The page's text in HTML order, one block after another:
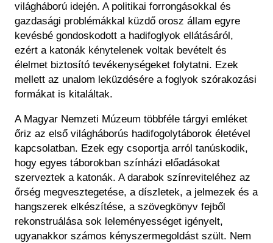
világháború idején. A politikai forrongásokkal és
gazdasági problémákkal küzdő orosz állam egyre
kevésbé gondoskodott a hadifoglyok ellátásáról,
ezért a katonák kénytelenek voltak bevételt és
élelmet biztosító tevékenységeket folytatni. Ezek
mellett az unalom leküzdésére a foglyok szórakozási
formákat is kitaláltak.
A Magyar Nemzeti Múzeum többféle tárgyi emléket
őriz az első világháborús hadifogolytáborok életével
kapcsolatban. Ezek egy csoportja arról tanúskodik,
hogy egyes táborokban színházi előadásokat
szerveztek a katonák. A darabok színreviteléhez az
őrség megvesztegetése, a díszletek, a jelmezek és a
hangszerek elkészítése, a szövegkönyv fejből
rekonstruálása sok leleményességet igényelt,
ugyanakkor számos kényszermegoldást szült. Nem